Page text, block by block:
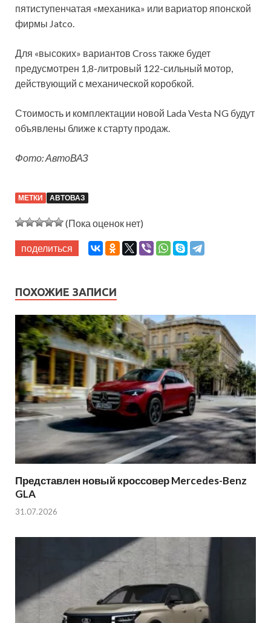
пятиступенчатая «механика» или вариатор японской
фирмы Jatco.
Для «высоких» вариантов Cross также будет
предусмотрен 1,8-литровый 122-сильный мотор,
действующий с механической коробкой.
Стоимость и комплектации новой Lada Vesta NG будут
объявлены ближе к старту продаж.
Фото: АвтоВАЗ
МЕТКИ АВТОВАЗ
(Пока оценок нет)
поделиться
ПОХОЖИЕ ЗАПИСИ
Представлен новый кроссовер Mercedes-Benz
GLA
31.07.2026